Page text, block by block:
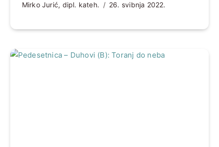
Mirko Jurić, dipl. kateh. 26. svibnja 2022.